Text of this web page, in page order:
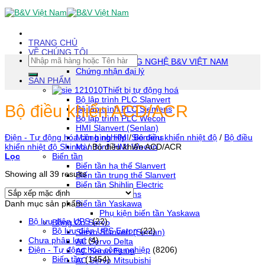
Skip
To
(tạm
dịch)
TRANG CHỦ
VỀ CHÚNG TÔI
CÔNG TY TNHH CÔNG NGHỆ B&V VIỆT NAM
Chứng nhận đại lý
SẢN PHẨM
Thiết bị tự động hoá
Bộ lập trình PLC Slanvert
Bộ lập trình PLC Siemens
Bộ lập trình PLC Wecon
HMI Slanvert (Senlan)
Màn hình HMI Siemens
Màn hình HMI Wecon
Biến tần
Biến tần hạ thế Slanvert
Biến tần trung thế Slanvert
Biến tần Shihlin Electric
Biến tần Siemens
Biến tần Yaskawa
Phụ kiện biến tần Yaskawa
Động Cơ Servo
Servo Slanvert (Senlan)
AC Servo Delta
AC Servo Estun
AC Servo Mitsubishi
Tìm
kiếm:
Bộ điều khiển ACD/ACR
Điện - Tự động hóa công nghiệp / Bộ điều khiển nhiệt độ / Bộ điều
khiển nhiệt độ Shinko /Bộ điều khiển ACD/ACR
Lọc
Showing all 39 results
Danh mục sản phẩm
Bộ lưu điện UPS (22)
Bộ lưu điện UPS Eaton (22)
Chưa phân loại (4)
Điện - Tự động hóa công nghiệp (8206)
Biến tần (1454)